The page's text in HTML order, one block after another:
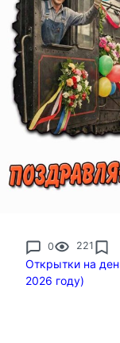
0 221
Открытки на
2026 году)